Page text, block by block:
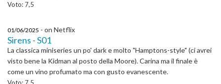
Voto: 7,5
01/06/2025 - on Netflix
Sirens - S01
La classica miniseries un po' dark e molto "Hamptons-style" (ci avrei
visto bene la Kidman al posto della Moore). Carina ma il finale è
come un vino profumato ma con gusto evanescente.